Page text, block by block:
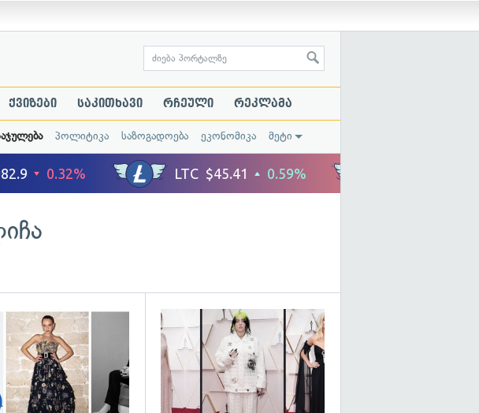
ქვიზები საკითხავი რჩეული რეკლამა
პოლიტიკა საზოგადოება ეკონომიკა მეტი